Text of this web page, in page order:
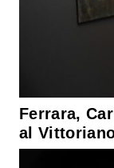
Ferrara,
al